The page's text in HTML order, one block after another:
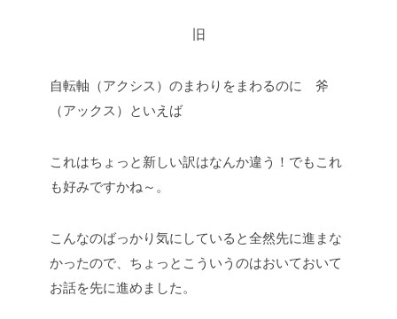
旧
自転軸（アクシス）のまわりをまわるのに 斧
（アックス）といえば
これはちょっと新しい訳はなんか違う！でもこれ
も好みですかね～。
こんなのばっかり気にしていると全然先に進まな
かったので、ちょっとこういうのはおいておいて
お話を先に進めました。